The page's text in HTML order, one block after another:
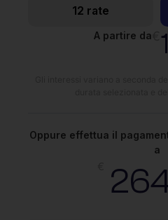
12 rate
A partire da
Oppure effettua il
a